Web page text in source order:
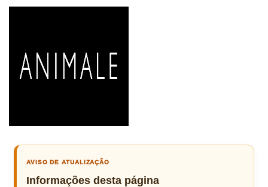
AVISO DE ATUALIZAÇÃO
Informações desta página